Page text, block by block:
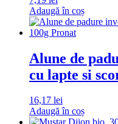
Adaugă în coș
Alune de
cu lapte si
16,17 lei
Adaugă în coș